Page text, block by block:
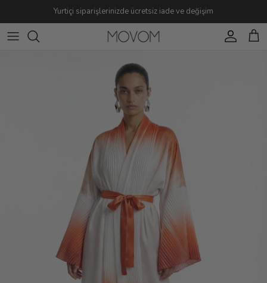
Yurtiçi siparişlerinizde ücretsiz iade ve değişim